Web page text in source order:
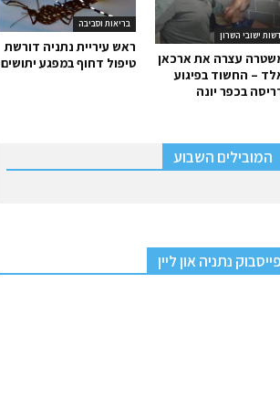
בריאות וסביבה
ראש עיריית נתניה דורשת
טיפול דחוף במפגע יתושים
ישובי השרון
עצרה את ארכאן
– החשוד בפיגוע
בכפר יונה
המובילים השבוע
פייסבוק נתניה און ליין